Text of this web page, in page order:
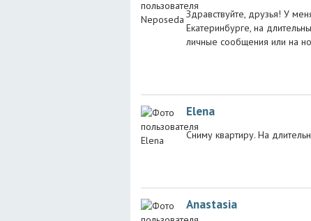
Здравствуйте, друзья! У
Екатеринбурге, на
личные сообщения или на
Elena
Сниму квартиру. На
Anastasia